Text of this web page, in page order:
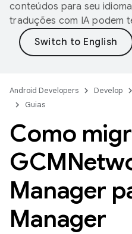
conteúdos para seu
traduções com IA podem
Android Developers Develop
Guias
Como
Manager
Manager